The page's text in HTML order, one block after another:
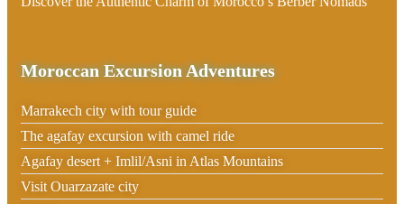
Moroccan Excursion Adventures
Marrakech city with tour guide
The agafay excursion with camel ride
Agafay desert + Imlil/Asni in Atlas Mountains
Visit Ouarzazate city